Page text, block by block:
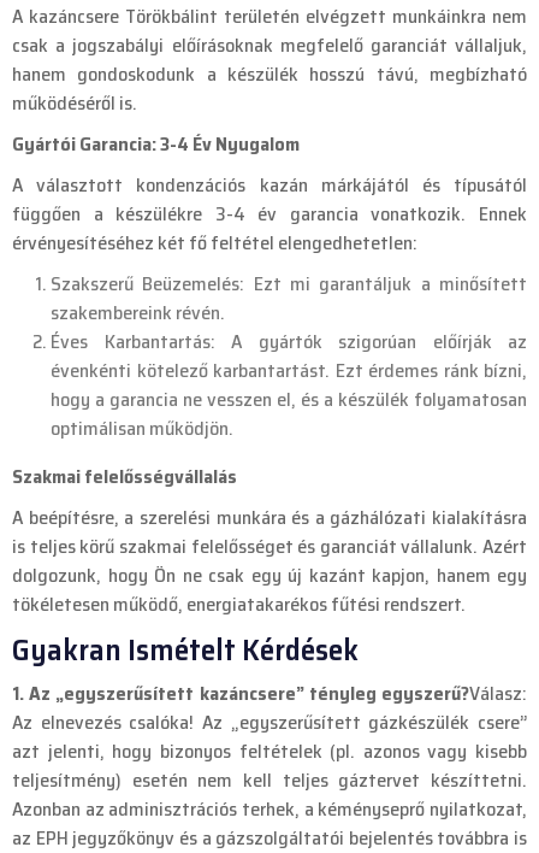
A kazáncsere Törökbálint területén elvégzett munkáinkra nem
csak a jogszabályi előírásoknak megfelelő garanciát vállaljuk,
hanem gondoskodunk a készülék hosszú távú, megbízható
működéséről is.
Gyártói Garancia: 3-4 Év Nyugalom
A választott kondenzációs kazán márkájától és típusától
függően a készülékre 3-4 év garancia vonatkozik. Ennek
érvényesítéséhez két fő feltétel elengedhetetlen:
Szakszerű Beüzemelés: Ezt mi garantáljuk a minősített
szakembereink révén.
Éves Karbantartás: A gyártók szigorúan előírják az
évenkénti kötelező karbantartást. Ezt érdemes ránk bízni,
hogy a garancia ne vesszen el, és a készülék folyamatosan
optimálisan működjön.
Szakmai felelősségvállalás
A beépítésre, a szerelési munkára és a gázhálózati kialakításra
is teljes körű szakmai felelősséget és garanciát vállalunk. Azért
dolgozunk, hogy Ön ne csak egy új kazánt kapjon, hanem egy
tökéletesen működő, energiatakarékos fűtési rendszert.
Gyakran Ismételt Kérdések
1. Az „egyszerűsített kazáncsere” tényleg egyszerű?Válasz:
Az elnevezés csalóka! Az „egyszerűsített gázkészülék csere”
azt jelenti, hogy bizonyos feltételek (pl. azonos vagy kisebb
teljesítmény) esetén nem kell teljes gáztervet készíttetni.
Azonban az adminisztrációs terhek, a kéményseprő nyilatkozat,
az EPH jegyzőkönyv és a gázszolgáltatói bejelentés továbbra is